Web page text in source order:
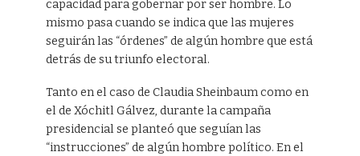
capacidad para gobernar por ser hombre. Lo
mismo pasa cuando se indica que las mujeres
seguirán las “órdenes” de algún hombre que está
detrás de su triunfo electoral.
Tanto en el caso de Claudia Sheinbaum como en
el de Xóchitl Gálvez, durante la campaña
presidencial se planteó que seguían las
“instrucciones” de algún hombre político. En el